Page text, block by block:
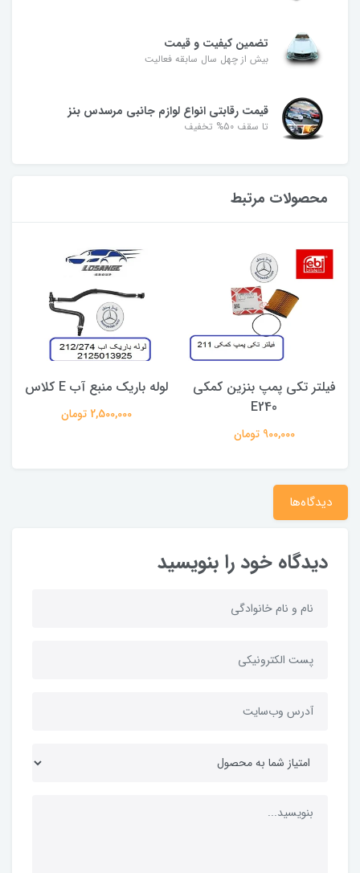
تضمین کیفیت و قیمت
بیش از چهل سال سابقه فعالیت
قیمت رقابتی انواع لوازم جانبی مرسدس بنز
تا سقف 50% تخفیف
محصولات مرتبط
فیلتر تکی پمپ بنزین کمکی
E240
900,000 تومان
لوله باریک منبع آب E کلاس
2,500,000 تومان
دیدگاه‌ها
دیدگاه خود را بنویسید